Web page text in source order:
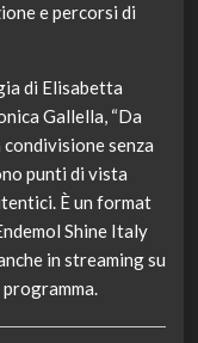
e percorsi di
di Elisabetta
Gallella, “Da
senza
punti di vista
È un format
Shine Italy
in streaming su